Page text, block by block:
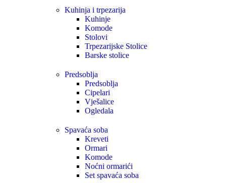
Kuhinja i trpezarija
Kuhinje
Komode
Stolovi
Trpezarijske Stolice
Barske stolice
Predsoblja
Predsoblja
Cipelari
Vješalice
Ogledala
Spavaća soba
Kreveti
Ormari
Komode
Noćni ormarići
Set spavaća soba